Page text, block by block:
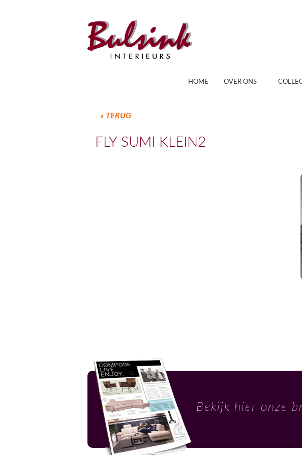
HOME OVER ONS
« TERUG
FLY SUMI KLEIN2
Bekijk hier onze